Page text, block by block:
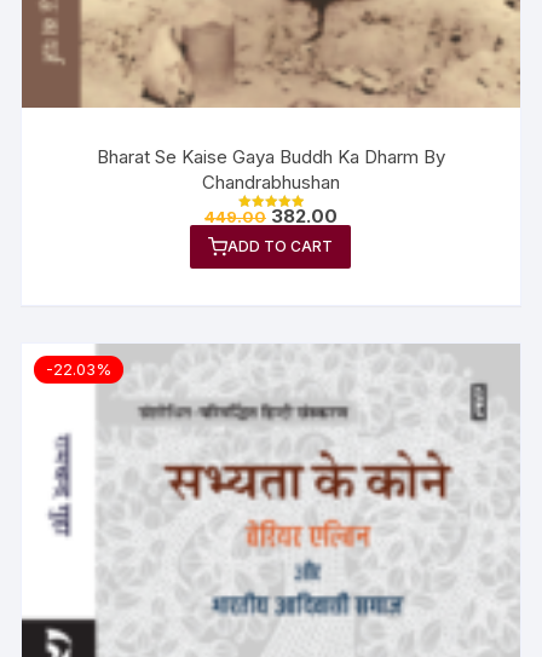
Bharat Se Kaise Gaya Buddh Ka Dharm By
Chandrabhushan
Rated
out of 5
449.00 382.00
ADD TO CART
-22.03%